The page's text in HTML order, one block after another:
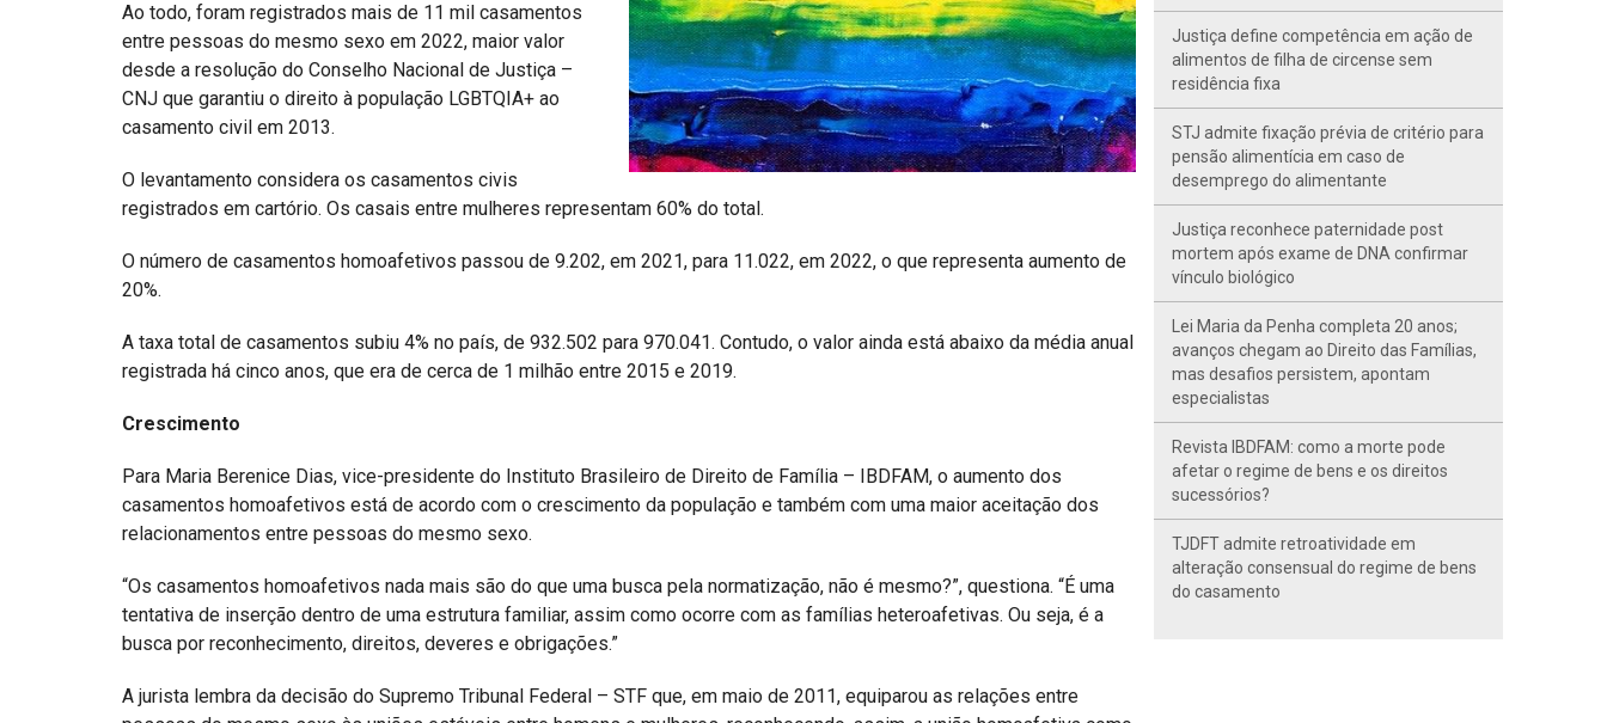
IBDFAM Educacional
Acessibilidade
Fale Conosco
Ao todo, foram registrados mais de 11 mil casamentos
entre pessoas do mesmo sexo em 2022, maior valor
desde a resolução do Conselho Nacional de Justiça –
CNJ que garantiu o direito à população LGBTQIA+ ao
casamento civil em 2013.
O levantamento considera os casamentos civis
registrados em cartório. Os casais entre mulheres representam 60% do total.
O número de casamentos homoafetivos passou de 9.202, em 2021, para 11.022, em 2022, o que representa aumento de
20%.
A taxa total de casamentos subiu 4% no país, de 932.502 para 970.041. Contudo, o valor ainda está abaixo da média anual
registrada há cinco anos, que era de cerca de 1 milhão entre 2015 e 2019.
Crescimento
Para Maria Berenice Dias, vice-presidente do Instituto Brasileiro de Direito de Família – IBDFAM, o aumento dos
casamentos homoafetivos está de acordo com o crescimento da população e também com uma maior aceitação dos
relacionamentos entre pessoas do mesmo sexo.
“Os casamentos homoafetivos nada mais são do que uma busca pela normatização, não é mesmo?”, questiona. “É uma
tentativa de inserção dentro de uma estrutura familiar, assim como ocorre com as famílias heteroafetivas. Ou seja, é a
busca por reconhecimento, direitos, deveres e obrigações.”
A jurista lembra da decisão do Supremo Tribunal Federal – STF que, em maio de 2011, equiparou as relações entre
Justiça define competência em ação de
alimentos de filha de circense sem
residência fixa
STJ admite fixação prévia de critério para
pensão alimentícia em caso de
desemprego do alimentante
Justiça reconhece paternidade post
mortem após exame de DNA confirmar
vínculo biológico
Lei Maria da Penha completa 20 anos;
avanços chegam ao Direito das Famílias,
mas desafios persistem, apontam
especialistas
Revista IBDFAM: como a morte pode
afetar o regime de bens e os direitos
sucessórios?
TJDFT admite retroatividade em
alteração consensual do regime de bens
do casamento